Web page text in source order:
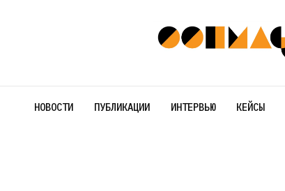
НОВОСТИ ПУБЛИКАЦИИ ИНТЕРВЬЮ КЕЙСЫ